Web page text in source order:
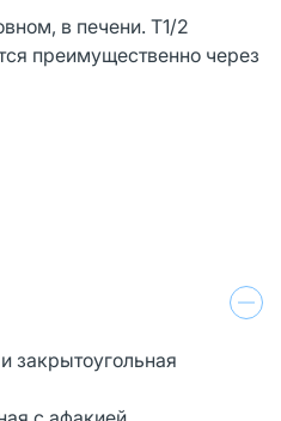
в печени. T1/2
преимущественно через
закрытоугольная